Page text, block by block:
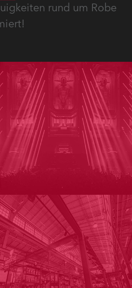
rund um Robe